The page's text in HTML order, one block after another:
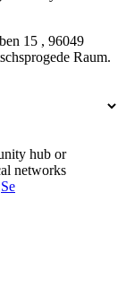
15 , 96049
Raum.
hub or
networks
Se